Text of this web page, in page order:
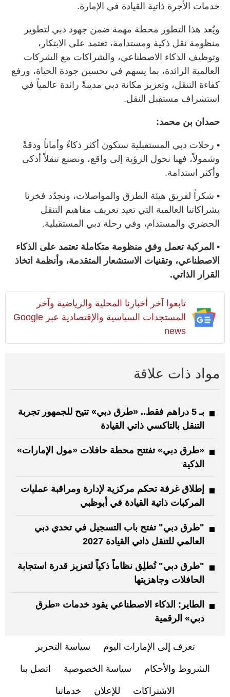
خدمات الأجرة ذاتية القيادة في الإمارة.
ويُعد هذا التطور محطة مهمة ضمن جهود دبي لتطوير
منظومة نقل ذكية ومستدامة، تعتمد على الابتكار،
وتوظيف الذكاء الاصطناعي، والشراكات مع الشركات
العالمية الرائدة، بما يسهم في تحسين جودة الحياة، ورفع
كفاءة التنقل، وتعزيز مكانة دبي مدينةً رائدة عالمياً في
استشراف مستقبل النقل.
حمدان بن محمد:
• رحلات دبي المستقبلية ستكون أكثر ذكاءً وأماناً ودقةً
وشمولاً، فهنا نحول الرؤية إلى واقع، ونصنع تنقلاً أذكى
وأكثر استدامة.
• شكراً لفريق هيئة الطرق والمواصلات، ونجدّد فخرنا
بشراكاتنا العالمية التي تعيد تعريف مفاهيم التنقل
الحضري والمستدام، وفي رحلة دبي المستقبلية.
• المركبة تعمل وفق منظومة متكاملة تعتمد على الذكاء
الاصطناعي، وتقنيات الاستشعار المتقدمة، وأنظمة اتخاذ
القرار الذاتي.
تابعوا آخر أخبارنا المحلية والرياضية وآخر
المستجدات السياسية والإقتصادية عبر Google
news
مواد ذات علاقة
بـ 5 دراهم فقط.. «طرق دبي» تتيح للجمهور تجربة
التنقل بالتاكسي ذاتي القيادة
«طرق دبي» تفتتح محطة حافلات «مول الإمارات»
الذكية
إطلاق غرفة تحكم مركزية لإدارة ومراقبة عمليات
المركبات ذاتية القيادة في أبوظبي
"طرق دبي" تفتح باب التسجيل في تحدي دبي
العالمي للتنقل ذاتي القيادة 2027
"طرق دبي" تُطلِق نظاماً ذكياً لتعزيز قدرة استجابة
الحافلات وجاهزيتها
الطاير: الذكاء الاصطناعي يقود خدمات «طرق
دبي» الرقمية
تعرف إلى الإمارات اليوم سياسة التحرير
الشروط والأحكام سياسة الخصوصية اتصل بنا
الاشتراكات للإعلان خدماتنا